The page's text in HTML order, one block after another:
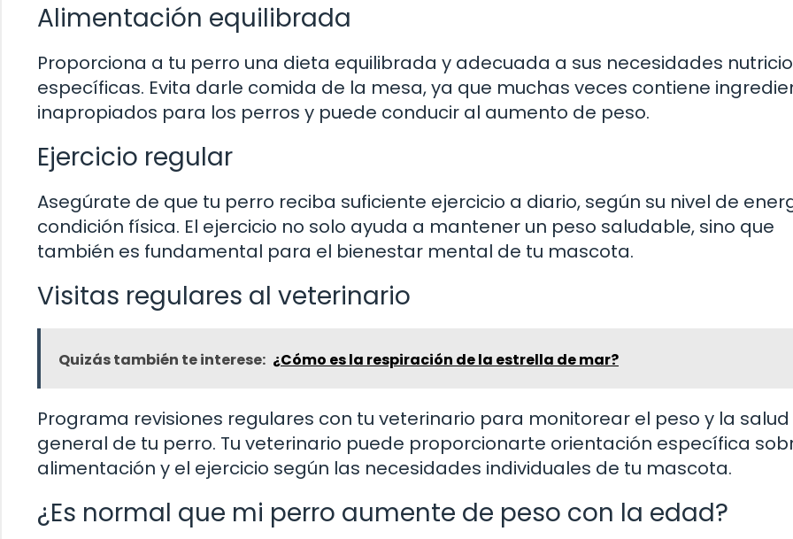
Alimentación equilibrada
Proporciona a tu perro una dieta equilibrada y adecuada a sus necesidades
específicas. Evita darle comida de la mesa, ya que muchas veces contiene
inapropiados para los perros y puede conducir al aumento de peso.
Ejercicio regular
Asegúrate de que tu perro reciba suficiente ejercicio a diario, según su nivel de
condición física. El ejercicio no solo ayuda a mantener un peso saludable, sino que
también es fundamental para el bienestar mental de tu mascota.
Visitas regulares al veterinario
Quizás también te interese: ¿Cómo es la respiración de la estrella de mar?
Programa revisiones regulares con tu veterinario para monitorear el peso y la salud
general de tu perro. Tu veterinario puede proporcionarte orientación específica
alimentación y el ejercicio según las necesidades individuales de tu mascota.
¿Es normal que mi perro aumente de peso con la edad?